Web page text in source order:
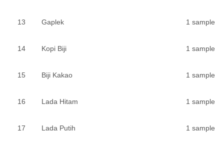
13 Gaplek 1 sample
14 Kopi Biji 1 sample
15 Biji Kakao 1 sample
16 Lada Hitam 1 sample
17 Lada Putih 1 sample